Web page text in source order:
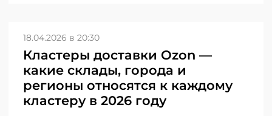
18.04.2026 в 20:30
Кластеры доставки Ozon —
какие склады, города и
регионы относятся к каждому
кластеру в 2026 году